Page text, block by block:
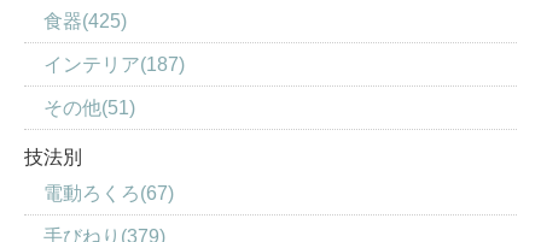
食器(425)
インテリア(187)
その他(51)
技法別
電動ろくろ(67)
手びねり(379)